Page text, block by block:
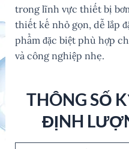
trong lĩnh vực thiết bị
thiết kế nhỏ gọn, dễ lắp
phẩm đặc biệt phù hợp
và công nghiệp nhẹ.
THÔNG SỐ
ĐỊNH